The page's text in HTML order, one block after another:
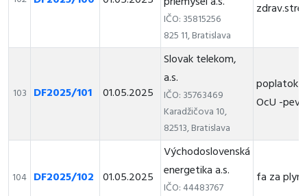
IČO: 35815256
825 11, Bratislava
103 DF2025/101 01.05.2025
Slovak telekom,
a.s.
IČO: 35763469
Karadžičova 10,
82513, Bratislava
poplatok
OcU -
104 DF2025/102 01.05.2025
Východoslovenská
energetika a.s.
IČO: 44483767
fa za plyn